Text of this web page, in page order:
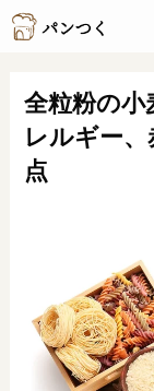
全粒粉の
レルギー
点